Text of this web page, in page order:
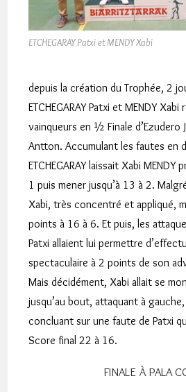
ETCHEGARAY Patxi et MENDY Xabi
depuis la création du Trophée, 2
ETCHEGARAY Patxi et MENDY
vainqueurs en ½ Finale d’Ezudero
Antton. Accumulant les fautes en
ETCHEGARAY laissait Xabi
1 puis mener jusqu’à 13 à 2.
Xabi, très concentré et appliqué,
points à 16 à 6. Et puis, les
Patxi allaient lui permettre
spectaculaire à 2 points de son
Mais décidément, Xabi allait se
jusqu’au bout, attaquant à
concluant sur une faute de Patxi
Score final 22 à 16.
FINALE À PALA